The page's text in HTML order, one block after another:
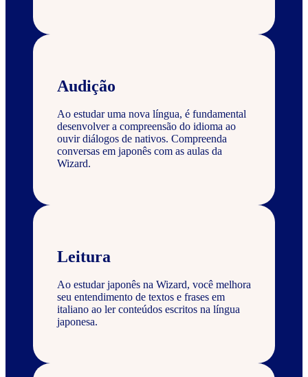
Audição
Ao estudar uma nova língua, é fundamental
desenvolver a compreensão do idioma ao
ouvir diálogos de nativos. Compreenda
conversas em japonês com as aulas da
Wizard.
Leitura
Ao estudar japonês na Wizard, você melhora
seu entendimento de textos e frases em
italiano ao ler conteúdos escritos na língua
japonesa.